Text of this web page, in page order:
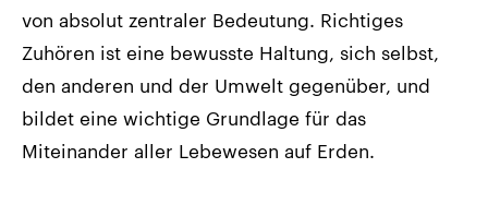
von absolut zentraler Bedeutung. Richtiges
Zuhören ist eine bewusste Haltung, sich selbst,
den anderen und der Umwelt gegenüber, und
bildet eine wichtige Grundlage für das
Miteinander aller Lebewesen auf Erden.